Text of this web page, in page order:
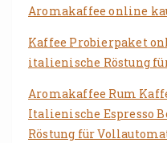
Aromakaffee online
Kaffee Probierpaket
italienische Röstung
Aromakaffee Rum
Italienische Espresso
Röstung für